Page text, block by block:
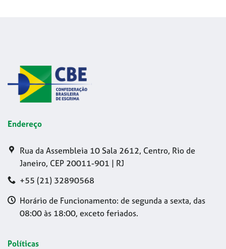
Endereço
Rua da Assembleia 10 Sala 2612, Centro, Rio de
Janeiro, CEP 20011-901 | RJ
+55 (21) 32890568
Horário de Funcionamento: de segunda a sexta, das
08:00 às 18:00, exceto feriados.
Políticas